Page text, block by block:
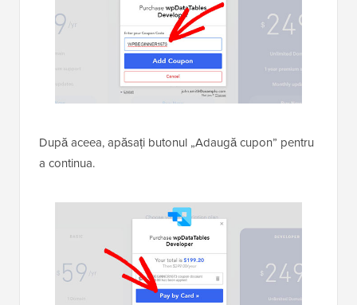
După aceea, apăsați butonul „Adaugă cupon” pentru
a continua.